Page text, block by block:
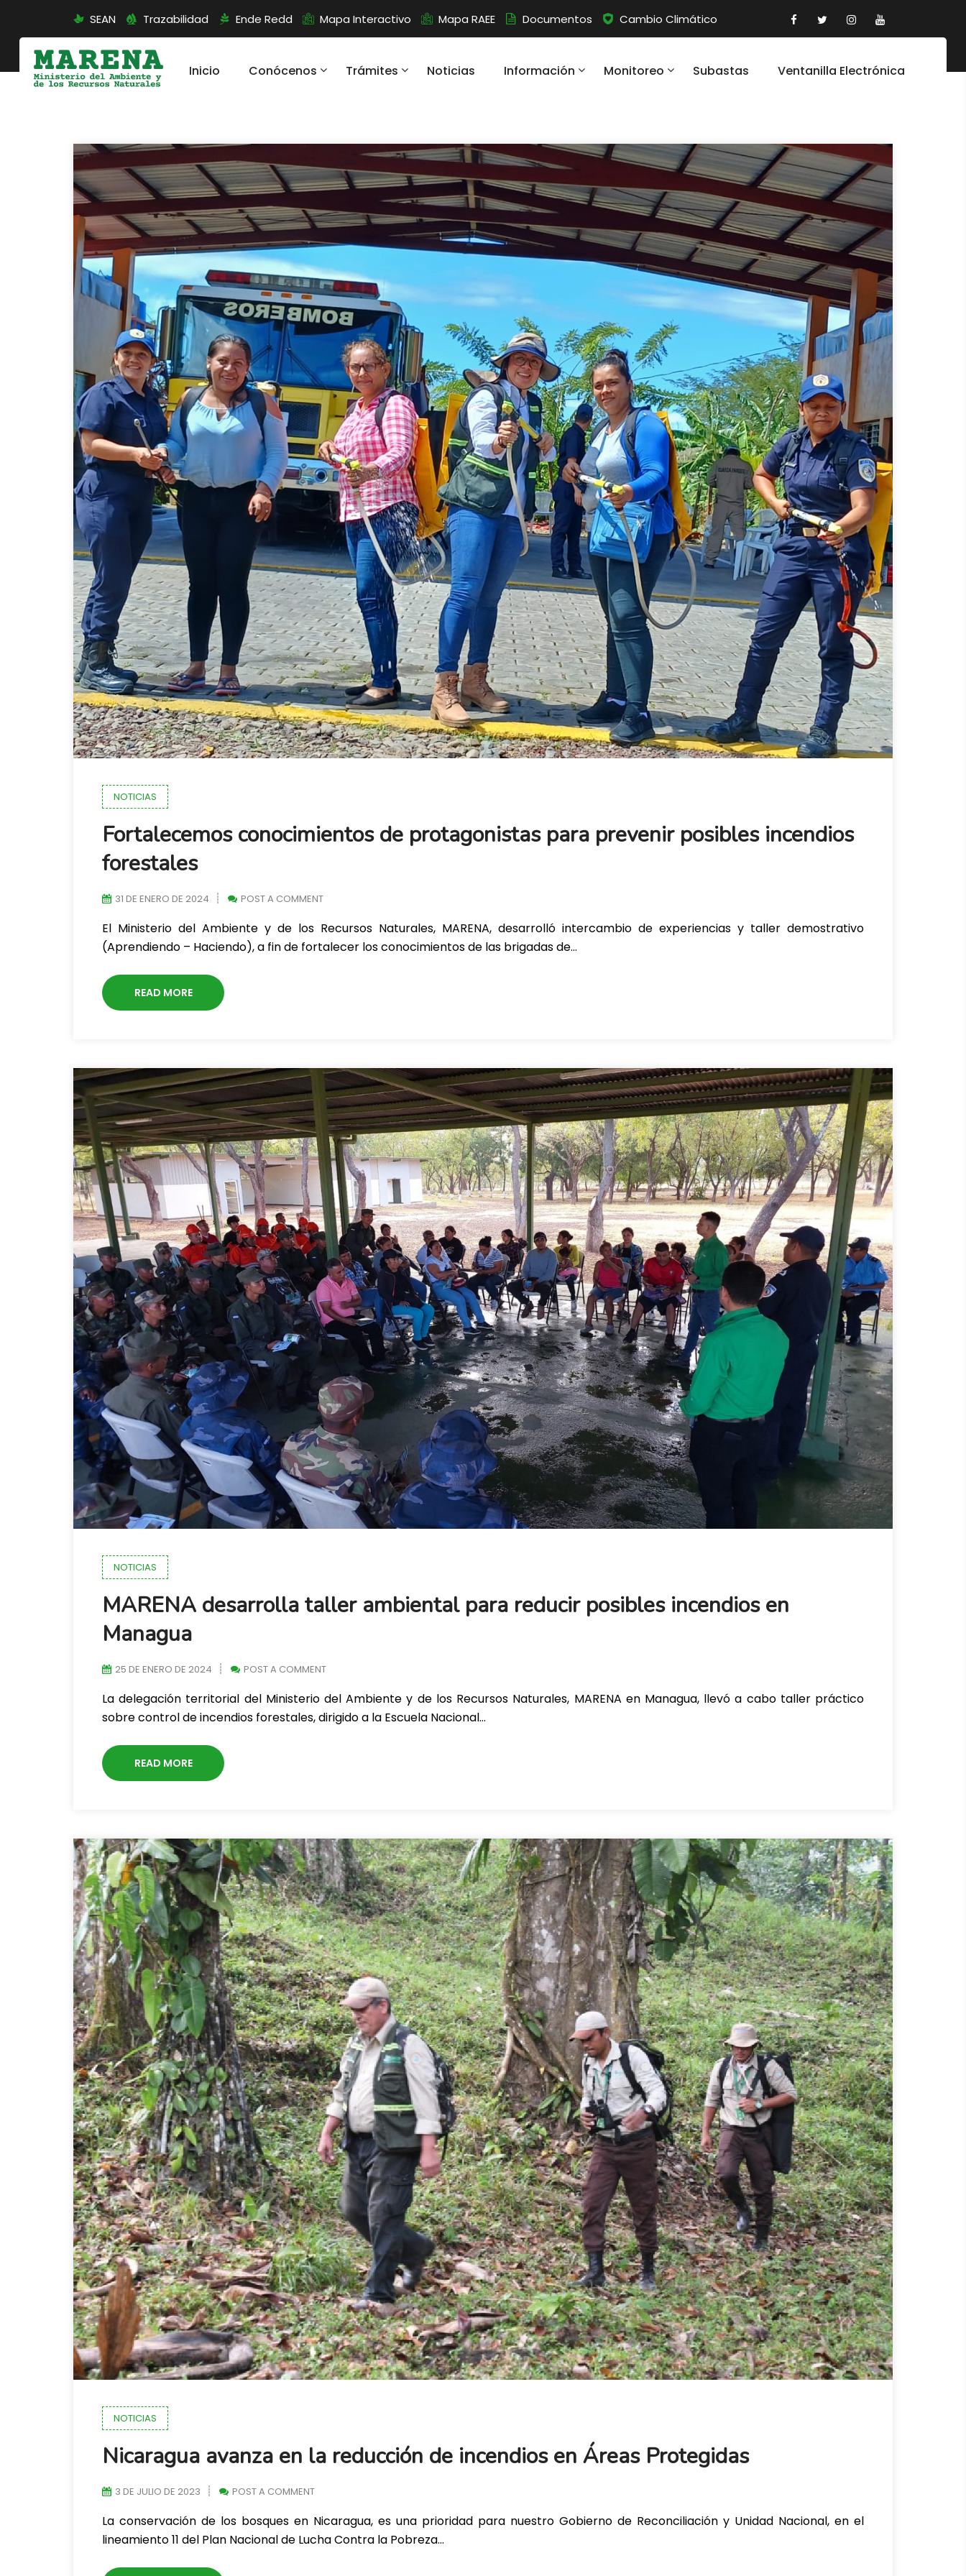
SEAN Trazabilidad Ende Redd Mapa Interactivo Mapa RAEE Documentos Cambio Climático
Inicio Conócenos Trámites Noticias Información Monitoreo Subastas Ventanilla Electrónica
NOTICIAS
Fortalecemos conocimientos de protagonistas para prevenir posibles incendios
forestales
31 DE ENERO DE 2024 POST A COMMENT
El Ministerio del Ambiente y de los Recursos Naturales, MARENA, desarrolló intercambio de experiencias y taller demostrativo
(Aprendiendo – Haciendo), a fin de fortalecer los conocimientos de las brigadas de…
READ MORE
NOTICIAS
MARENA desarrolla taller ambiental para reducir posibles incendios en
Managua
25 DE ENERO DE 2024 POST A COMMENT
La delegación territorial del Ministerio del Ambiente y de los Recursos Naturales, MARENA en Managua, llevó a cabo taller práctico
sobre control de incendios forestales, dirigido a la Escuela Nacional…
READ MORE
NOTICIAS
Nicaragua avanza en la reducción de incendios en Áreas Protegidas
3 DE JULIO DE 2023 POST A COMMENT
La conservación de los bosques en Nicaragua, es una prioridad para nuestro Gobierno de Reconciliación y Unidad Nacional, en el
lineamiento 11 del Plan Nacional de Lucha Contra la Pobreza…